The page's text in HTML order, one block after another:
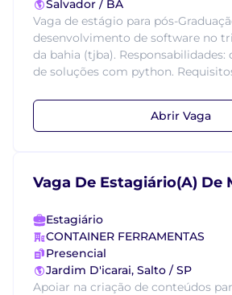
Salvador / BA
Vaga de estágio para pós-
desenvolvimento de software no
da bahia (tjba).
de soluções com python.
Abrir Vaga
Vaga De Estagiário(A) De
Estagiário
CONTAINER FERRAMENTAS
Presencial
Jardim D'icarai, Salto / SP
Apoiar na criação de conteúdos